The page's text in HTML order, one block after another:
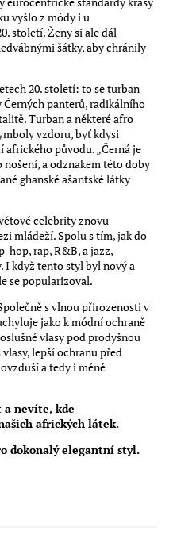
vyšlo z módy i u
století. Ženy si ale dál
šátky, aby chránily
20. století: to se turban
panterů, radikálního
Turban a některé afro
vzdoru, byť kdysi
původu. „Černá je
a odznakem této doby
ghanské ašantské látky
celebrity znovu
mládeží. Spolu s tím, jak do
hop, rap, R&B, a jazz,
I když tento styl byl nový a
se popularizoval.
s vlnou přirozenosti v
jako k módní ochraně
vlasy pod prodyšnou
lepší ochranu před
a tedy i méně
a nevíte, kde
afrických látek.
dokonalý elegantní styl.